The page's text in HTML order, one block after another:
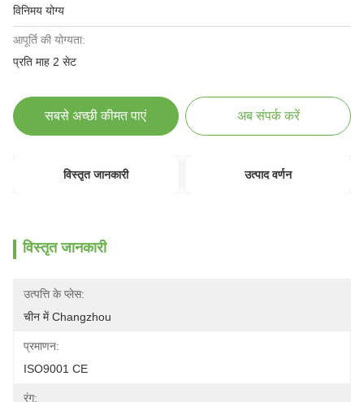
विनिमय योग्य
आपूर्ति की योग्यता:
प्रति माह 2 सेट
सबसे अच्छी कीमत पाएं अब संपर्क करें
विस्तृत जानकारी उत्पाद वर्णन
विस्तृत जानकारी
उत्पत्ति के प्लेस:
चीन में Changzhou
प्रमाणन:
ISO9001 CE
रंग: